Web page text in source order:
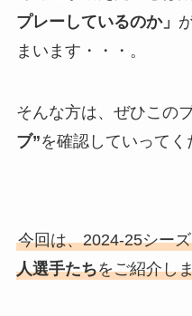
プレーしているのか」
まいます・・・。
そんな方は、ぜひこの
ブ”を確認していってく
今回は、2024-25シー
人選手たちをご紹介し